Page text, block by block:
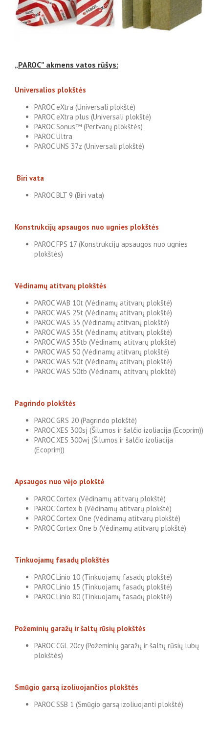
„PAROC” akmens vatos rūšys:
Universalios plokštės
PAROC eXtra (Universali plokštė)
PAROC eXtra plus (Universali plokštė)
PAROC Sonus™ (Pertvarų plokštės)
PAROC Ultra
PAROC UNS 37z (Universali plokštė)
Biri vata
PAROC BLT 9 (Biri vata)
Konstrukcijų apsaugos nuo ugnies plokštės
PAROC FPS 17 (Konstrukcijų apsaugos nuo ugnies
plokštės)
Vėdinamų atitvarų plokštės
PAROC WAB 10t (Vėdinamų atitvarų plokštė)
PAROC WAS 25t (Vėdinamų atitvarų plokštė)
PAROC WAS 35 (Vėdinamų atitvarų plokštė)
PAROC WAS 35t (Vėdinamų atitvarų plokštė)
PAROC WAS 35tb (Vėdinamų atitvarų plokštė)
PAROC WAS 50 (Vėdinamų atitvarų plokštė)
PAROC WAS 50t (Vėdinamų atitvarų plokštė)
PAROC WAS 50tb (Vėdinamų atitvarų plokštė)
Pagrindo plokštės
PAROC GRS 20 (Pagrindo plokštė)
PAROC XES 300sj (Šilumos ir šalčio izoliacija (Ecoprim))
PAROC XES 300wj (Šilumos ir šalčio izoliacija
(Ecoprim))
Apsaugos nuo vėjo plokštė
PAROC Cortex (Vėdinamų atitvarų plokštė)
PAROC Cortex b (Vėdinamų atitvarų plokštė)
PAROC Cortex One (Vėdinamų atitvarų plokštė)
PAROC Cortex One b (Vėdinamų atitvarų plokštė)
Tinkuojamų fasadų plokštės
PAROC Linio 10 (Tinkuojamų fasadų plokštė)
PAROC Linio 15 (Tinkuojamų fasadų plokštė)
PAROC Linio 80 (Tinkuojamų fasadų plokštė)
Požeminių garažų ir šaltų rūsių plokštės
PAROC CGL 20cy (Požeminių garažų ir šaltų rūsių lubų
plokštės)
Smūgio garsą izoliuojančios plokštės
PAROC SSB 1 (Smūgio garsą izoliuojanti plokštė)